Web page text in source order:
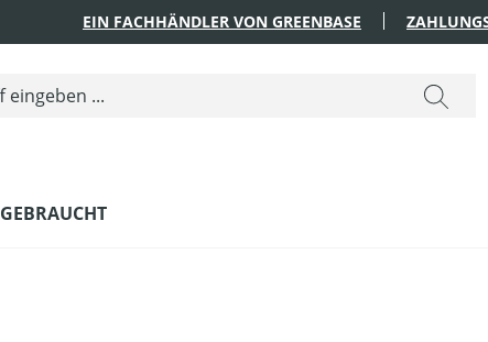
EIN FACHHÄNDLER VON GREENBASE
GEBRAUCHT